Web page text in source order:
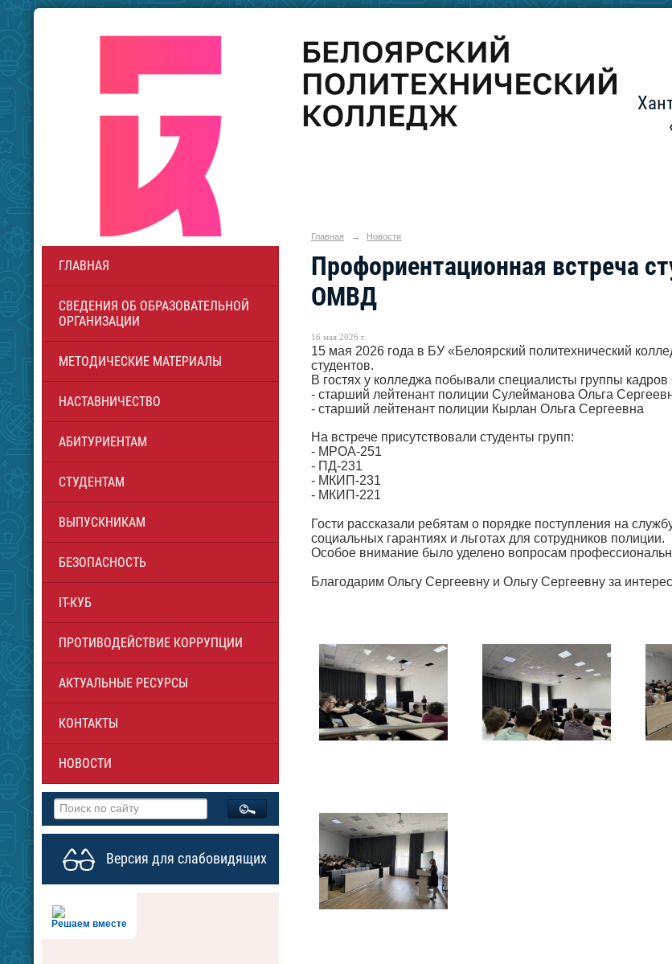
ГЛАВНАЯ
СВЕДЕНИЯ ОБ ОБРАЗОВАТЕЛЬНОЙ
ОРГАНИЗАЦИИ
МЕТОДИЧЕСКИЕ МАТЕРИАЛЫ
НАСТАВНИЧЕСТВО
АБИТУРИЕНТАМ
СТУДЕНТАМ
ВЫПУСКНИКАМ
БЕЗОПАСНОСТЬ
IT-КУБ
ПРОТИВОДЕЙСТВИЕ КОРРУПЦИИ
АКТУАЛЬНЫЕ РЕСУРСЫ
КОНТАКТЫ
НОВОСТИ
Версия для слабовидящих
Решаем вместе
Главная → Новости
Профориентационная встреча
ОМВД
16 мая 2026 г.
15 мая 2026 года в БУ «Белоярский политехнический
студентов.
В гостях у колледжа побывали специалисты группы
- старший лейтенант полиции Сулейманова Ольга
- старший лейтенант полиции Кырлан Ольга Сергеевна
На встрече присутствовали студенты групп:
- МРОА-251
- ПД-231
- МКИП-231
- МКИП-221
Гости рассказали ребятам о порядке поступления на
социальных гарантиях и льготах для сотрудников полиции.
Особое внимание было уделено вопросам
Благодарим Ольгу Сергеевну и Ольгу Сергеевну за